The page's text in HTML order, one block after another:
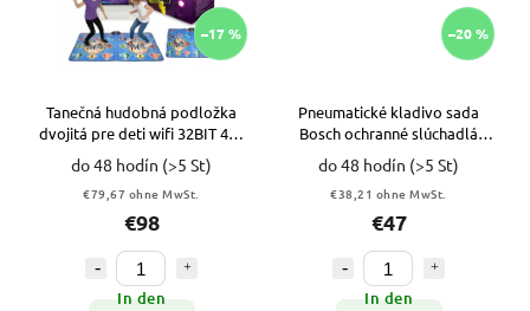
–17 %
Tanečná hudobná podložka
dvojitá pre deti wifi 32BIT 4v1
TV VYPR
do 48 hodín (>5 St)
€79,67 ohne MwSt.
€98
In den
–20 %
Pneumatické kladivo sada
Bosch ochranné slúchadlá
VYPR
do 48 hodín (>5 St)
€38,21 ohne MwSt.
€47
In den